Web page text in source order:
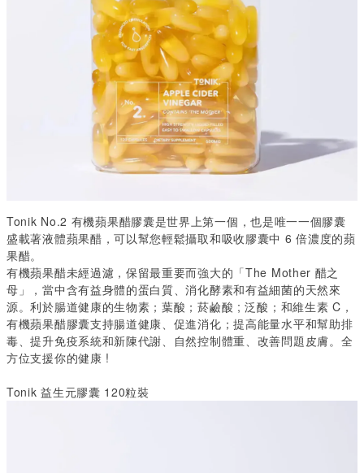
Tonik No.2 有機蘋果醋膠囊是世界上第一個，也是唯一一個膠囊
盛載著液體蘋果醋，可以幫您輕鬆攝取和吸收膠囊中 6倍濃度的蘋
果醋。
有機蘋果醋未經過濾，保留最重要而強大的「The Mother 醋之
母」，當中含有益身體的蛋白質、消化酵素和有益細菌的天然來
源。利於腸道健康的生物素；葉酸；菸鹼酸 ;泛酸；和維生素 C ，
有機蘋果醋膠囊支持腸道健康、促進消化；提高能量水平和幫助排
毒、提升免疫系統和新陳代謝、自然控制體重、改善問題皮膚。全
方位支援你的健康 !
Tonik 益生元膠囊 120粒裝